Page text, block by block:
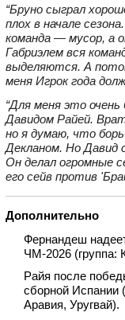
“Бруно сыграл
плох в начале
команда — мусор, а
Габриэлем вся
выделяются. А
меня Игрок года
“Для меня это
Давидом Райей.
но я думаю, что
Декланом. Но Давид
Он делал огромные
его сейв против
Дополнительно
Фернандеш
ЧМ‑2026 (группа:
Райя после
сборной Испании
Аравия, Уругвай).